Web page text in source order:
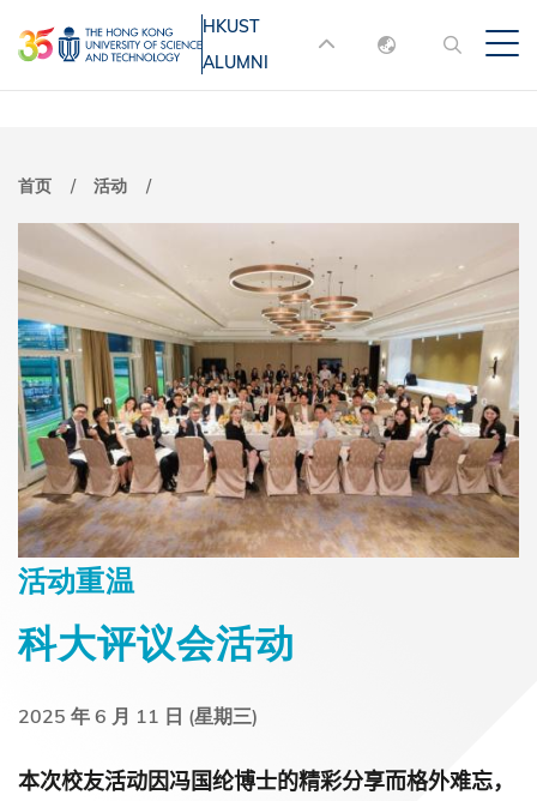
转
到
内
MORE ABOUT HKUST
UNIVERSITY NEWS
ACADEMIC
LIFE@HKUST
MAP & DIRECTIONS JOBS@HKUST
FACULTY PROFILES ABOUT HKUST
HKUST
ALUMNI
English
面
包
屑
首页 活动
活动重温
科大评议会活动
2025 年 6 月 11 日 (星期三)
本次校友活动因冯国纶博士的精彩分享而格外难忘，